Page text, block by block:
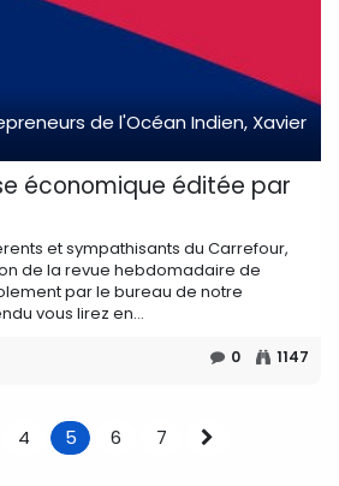
de l'Océan Indien, Xavier
économique éditée par
et sympathisants du Carrefour,
de la revue hebdomadaire de
par le bureau de notre
vous lirez en...
0 1147
4 5 6
7